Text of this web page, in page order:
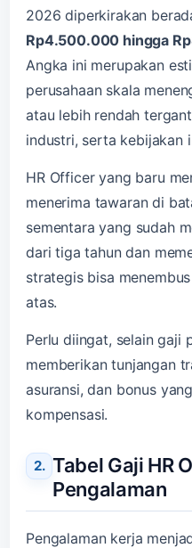
2026 diperkirakan
Rp4.500.000 hingga
Angka ini merupakan
perusahaan skala
atau lebih rendah
industri, serta kebijakan
HR Officer yang baru
menerima tawaran di
sementara yang sudah
dari tiga tahun dan
strategis bisa
atas.
Perlu diingat, selain gaji
memberikan tunjangan
asuransi, dan bonus
kompensasi.
Tabel Gaji HR
Pengalaman
Pengalaman kerja